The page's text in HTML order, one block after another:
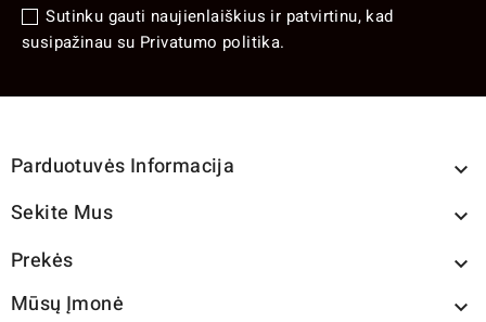
Sutinku gauti naujienlaiškius ir patvirtinu, kad
susipažinau su Privatumo politika.
Parduotuvės Informacija 
Sekite Mus 
Prekės 
Mūsų Įmonė 